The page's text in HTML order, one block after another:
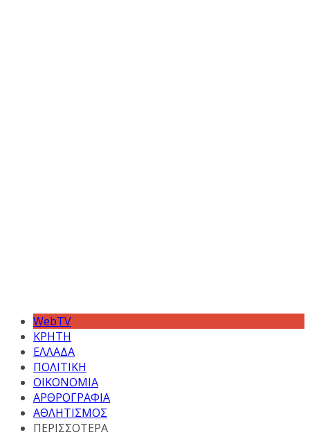
WebTV
ΚΡΗΤΗ
ΕΛΛΑΔΑ
ΠΟΛΙΤΙΚΗ
ΟΙΚΟΝΟΜΙΑ
ΑΡΘΡΟΓΡΑΦΙΑ
ΑΘΛΗΤΙΣΜΟΣ
ΠΕΡΙΣΣΟΤΕΡΑ